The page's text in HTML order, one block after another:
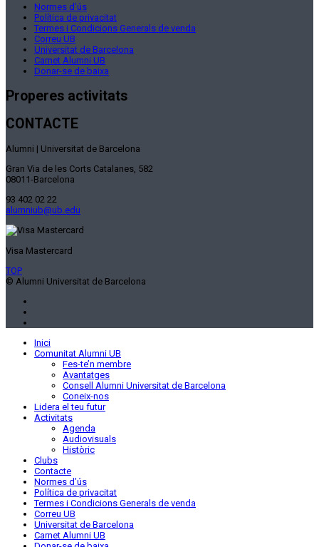
Normes d’ús
Política de privacitat
Termes i Condicions Generals de venda
Correu UB
Universitat de Barcelona
Carnet Alumni UB
Donar-se de baixa
Properes activitats
CONTACTE
Alumni | Universitat de Barcelona
Gran Via de les Corts Catalanes, 582
08011-Barcelona
93 402 02 22
alumniub@ub.edu
Visa Mastercard
TOP
© Alumni Universitat de Barcelona
Inici
Comunitat Alumni UB
Fes-te’n membre
Avantatges
Consell Alumni Universitat de Barcelona
Coneix-nos
Lidera el teu futur
Activitats
Agenda
Audiovisuals
Històric
Clubs
Contacte
Normes d’ús
Política de privacitat
Termes i Condicions Generals de venda
Correu UB
Universitat de Barcelona
Carnet Alumni UB